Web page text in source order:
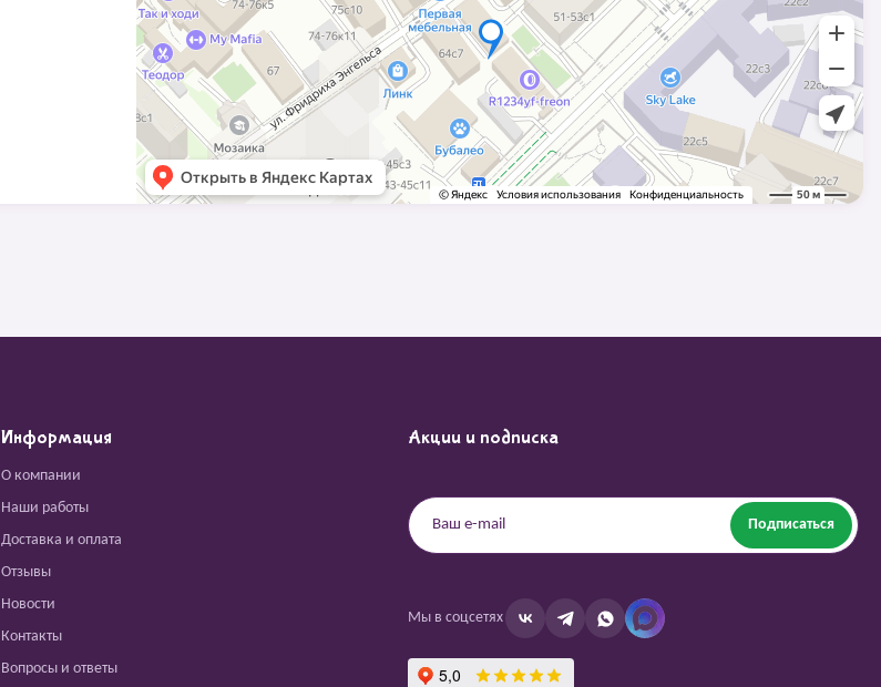
Информация
О компании
Наши работы
Доставка и оплата
Отзывы
Новости
Контакты
Вопросы и ответы
Акции и подписка
Подписаться
Мы в соцсетях